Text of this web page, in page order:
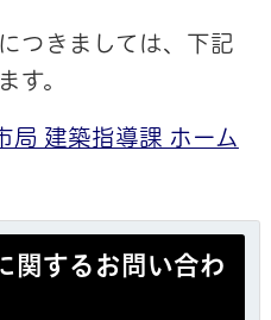
つきましては、下記
す。
局 建築指導課 ホーム
関するお問い合わ